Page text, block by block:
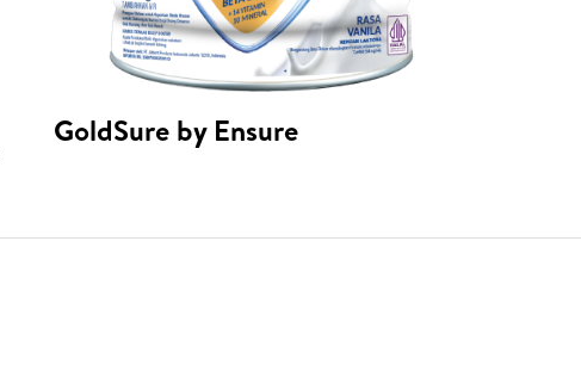
GoldSure by Ensure